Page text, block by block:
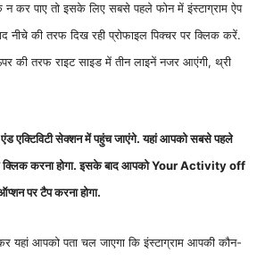
कर पाए तो इसके लिए सबसे पहले फोन में इंस्टाग्राम ऐप
नीचे की तरफ दिख रही प्रोफाइल पिक्चर पर क्लिक करें.
की तरफ राइट साइड में तीन लाइनें नजर आएंगी, थ्री
एक्टिविटी सेक्शन में पहुंच जाएंगे. यहां आपको सबसे पहले
करना होगा. इसके बाद आपको Your Activity off
पर टैप करना होगा.
आपको पता चल जाएगा कि इंस्टाग्राम आपकी कौन-